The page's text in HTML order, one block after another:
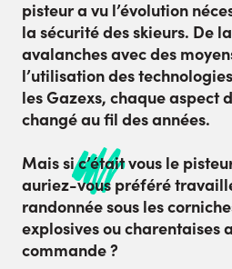
pisteur a vu l’évolution
la sécurité des skieurs. De
avalanches avec des
l’utilisation des
les Gazexs, chaque aspect
changé au fil des années.
Mais si c’était vous le
auriez-vous préféré
randonnée sous les
explosives ou charentaises
commande ?